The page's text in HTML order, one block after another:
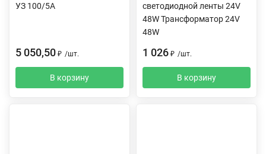
УЗ 100/5А
5 050,50 ₽ /шт.
В корзину
светодиодной ленты 24V
48W Трансформатор 24V
48W
1 026 ₽ /шт.
В корзину